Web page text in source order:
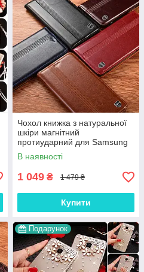
Чохол книжка з натуральної
шкіри магнітний
протиударний для Samsung
A22 A225F "ITALIAN"
В наявності
1 049 ₴ 1 479 ₴
Купити
Подарунок